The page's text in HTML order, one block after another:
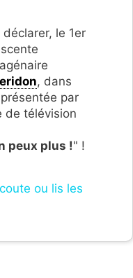
le 1er
, dans
par
de télévision
peux plus !" !
ou lis les